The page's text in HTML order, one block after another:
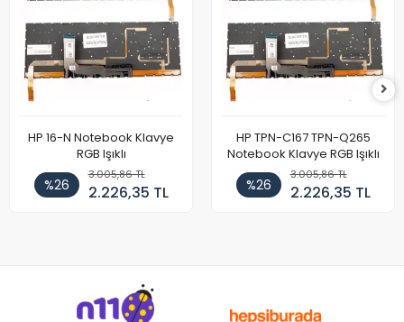
HP 16-N Notebook Klavye
RGB Işıklı
%26
3.005,86 TL
2.226,35 TL
HP TPN-C167 TPN-Q265
Notebook Klavye RGB Işıklı
%26
3.005,86 TL
2.226,35 TL